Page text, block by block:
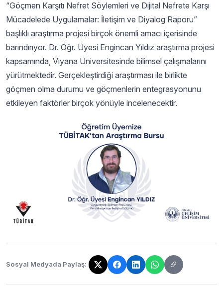
“Göçmen Karşıtı Nefret Söylemleri ve Dijital Nefrete Karşı
Mücadelede Uygulamalar: İletişim ve Diyalog Raporu”
başlıklı araştırma projesi birçok önemli amacı içerisinde
barındırıyor. Dr. Öğr. Üyesi Engincan Yıldız araştırma projesi
kapsamında, Viyana Üniversitesinde bilimsel çalışmalarını
yürütmektedir. Gerçekleştirdiği araştırması ile birlikte
göçmen olma durumu ve göçmenlerin entegrasyonunu
etkileyen faktörler birçok yönüyle incelenecektir.
Sosyal Medyada Paylaş:
Bağlantı kopyalandı!